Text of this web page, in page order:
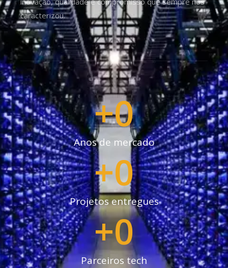
caracterizou.
Anos de mercado
+0
Projetos entregues
+0
Parceiros tech
+0